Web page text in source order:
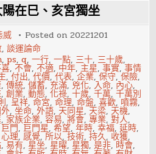
在巳、亥宮獨坐
威 Posted on20221201
,談運論命
, ps,q,一行,一點, 三十, 三十歲,
,不會,不適, 中年,主星,事實,事情
,付出,代價,代表,企業,保守,保險,
,傳統,儲蓄, 充滿, 兇化,入命, 內心,
,創業,動態,化祿,十歲,千萬,千萬別
,呈祥,命宮,命理,命盤,喜歡, 噴霧,
,坐命,外語, 天同星,天梁, 天機,
, 家族企業,容易,將會,專業,對人,
巨門, 巨門星,希望,年時,幸福,延時,
心理,感覺,所以,技術,持久, 收獲,
,易有, 星坐, 星曜, 星獨,是非, 時會,